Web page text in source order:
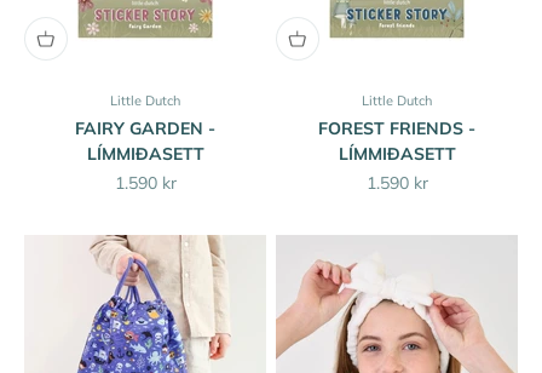
Little Dutch
FAIRY GARDEN -
LÍMMIÐASETT
Sale price
1.590 kr
Little Dutch
FOREST FRIENDS -
LÍMMIÐASETT
Sale price
1.590 kr